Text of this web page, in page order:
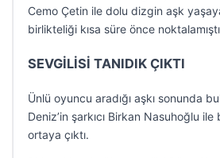
Cemo Çetin ile dolu dizgin aşk
birlikteliği kısa süre önce
SEVGİLİSİ TANIDIK ÇIKTI
Ünlü oyuncu aradığı aşkı sonunda
Deniz’in şarkıcı Birkan Nasuhoğlu ile
ortaya çıktı.